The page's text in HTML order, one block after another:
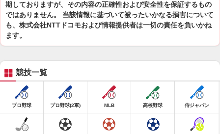
期しておりますが、その内容の正確性および安全性を保証するもの
ではありません。 当該情報に基づいて被ったいかなる損害について
も、株式会社NTTドコモおよび情報提供者は一切の責任を負いかね
ます。
競技一覧
プロ野球 プロ野球(2軍) MLB 高校野球 侍ジャパン